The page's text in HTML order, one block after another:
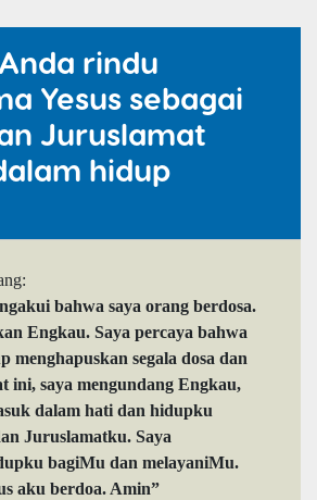
rindu
Yesus sebagai
Juruslamat
hidup
bahwa saya orang berdosa.
Engkau. Saya percaya bahwa
menghapuskan segala dosa dan
ini, saya mengundang Engkau,
dalam hati dan hidupku
Juruslamatku. Saya
bagiMu dan melayaniMu.
aku berdoa. Amin”